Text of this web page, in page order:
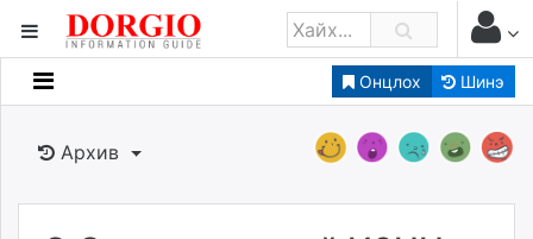
Онцлох Шинэ
Мэдээллийн
Банк санхүү
Бизнес ААН
Архив